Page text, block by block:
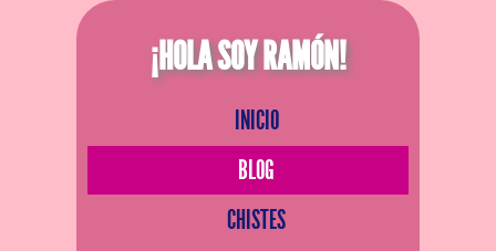
¡HOLA SOY RAMÓN!
INICIO
BLOG
CHISTES